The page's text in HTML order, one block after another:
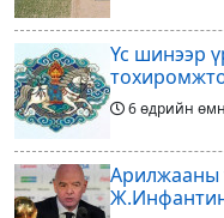
Үс шинээр
6 өдрийн
Арилжааны